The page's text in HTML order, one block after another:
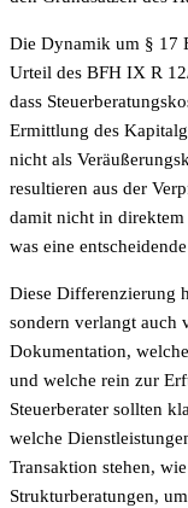
Die Dynamik um § 17
Urteil des BFH IX R
dass
Ermittlung des
nicht als
resultieren aus der
damit nicht in
was eine
Diese Differenzierung
sondern verlangt auch
Dokumentation,
und welche rein zur
Steuerberater sollten
welche
Transaktion stehen,
Strukturberatungen,